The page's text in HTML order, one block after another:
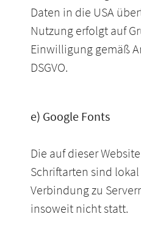
Daten in die USA
Nutzung erfolgt auf
Einwilligung gemäß
DSGVO.
e) Google Fonts
Die auf dieser
Schriftarten sind
Verbindung zu
insoweit nicht statt.